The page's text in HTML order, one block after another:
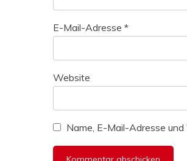
E-Mail-Adresse *
Website
Name, E-Mail-Adresse